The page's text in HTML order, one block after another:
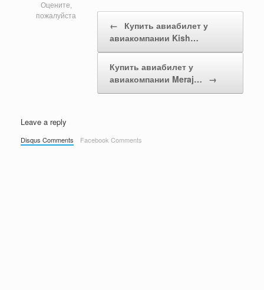
Оцените,
пожалуйста
Post navigation
←
Купить авиабилет у
авиакомпании Kish…
Купить авиабилет у
авиакомпании Meraj…
→
Leave a reply
Disqus Comments Facebook Comments